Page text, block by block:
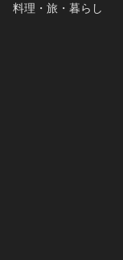
料理・旅・暮らし